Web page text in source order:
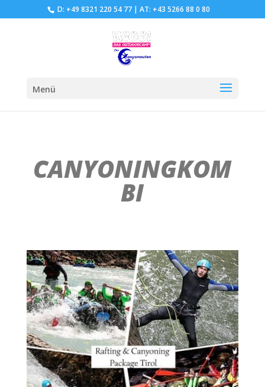
D: +49 8321 220 54 77| AT: +43 5266 88 0 80
Menü
CANYONINGKOM
BI